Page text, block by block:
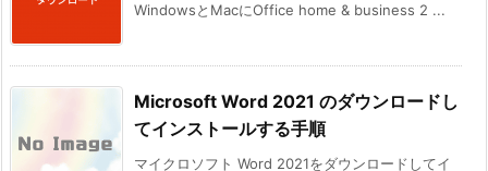
WindowsとMacにOffice home & business 2 ...
Microsoft Word 2021 のダウンロードし
てインストールする手順
マイクロソフト Word 2021をダウンロードしてイ